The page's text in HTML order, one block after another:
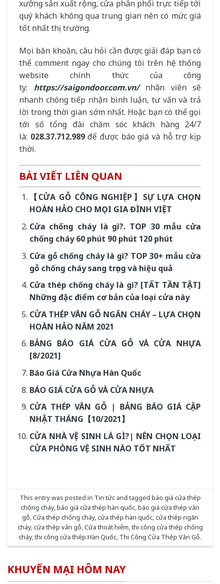
xưởng sản xuất rộng, cửa phân phối trực tiếp tới
quý khách không qua trung gian nên có mức giá
tốt nhất thị trường.
Mọi băn khoăn, câu hỏi cần được giải đáp bạn có
thể comment ngay cho chúng tôi trên hệ thống
website chính thức của công
ty:
https://saigondoor.com.vn/
nhân viên sẽ
nhanh chóng tiếp nhận bình luận, tư vấn và trả
lời trong thời gian sớm nhất. Hoặc bạn có thể gọi
tới số tổng đài chăm sóc khách hàng 24/7
là: 028.37.712.989để được báo giá và hỗ trợ kịp
thời.
BÀI VIẾT LIÊN QUAN
【CỬA GỖ CÔNG NGHIỆP】SỰ LỰA CHỌN
HOÀN HẢO CHO MỌI GIA ĐÌNH VIỆT
Cửa chống cháy là gì?. TOP 30 mẫu cửa
chống cháy 60 phút 90 phút 120 phút
Cửa gỗ chống cháy là gì? TOP 30+ mẫu cửa
gỗ chống cháy sang trọng và hiệu quả
Cửa thép chống cháy là gì? [TẤT TẦN TẬT]
Những đặc điểm cơ bản của loại cửa này
CỬA THÉP VÂN GỖ NGĂN CHÁY – LỰA CHỌN
HOÀN HẢO NĂM 2021
BẢNG BÁO GIÁ CỬA GỖ VÀ CỬA NHỰA
[8/2021]
Báo Giá Cửa Nhựa Hàn Quốc
BÁO GIÁ CỬA GỖ VÀ CỬA NHỰA
CỬA THÉP VÂN GỖ | BẢNG BÁO GIÁ CẬP
NHẬT THÁNG【10/2021】
CỬA NHÀ VỆ SINH LÀ GÌ?| NÊN CHỌN LOẠI
CỬA PHÒNG VỆ SINH NÀO TỐT NHẤT
This entry was posted in Tin tứcand tagged báo giá cửa thép
chống cháy,báo giá cửa thép hàn quốc,báo giá cửa thép vân
gỗ,Cửa thép chống cháy,cửa thép hàn quốc,cửa thép ngăn
cháy,cửa thép vân gỗ,Cửa thoát hiểm,thi công cửa thép chống
cháy,thi công cửa thép Hàn Quốc, Thi Công Cửa Thép Vân Gỗ.
KHUYẾN MẠI HÔM NAY